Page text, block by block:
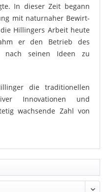
In dieser Zeit begann
mit naturnaher Bewirt­
Hillingers Arbeit heute
er den Betrieb des
seinen Ideen zu
die traditionellen
Innovationen und
wachsende Zahl von